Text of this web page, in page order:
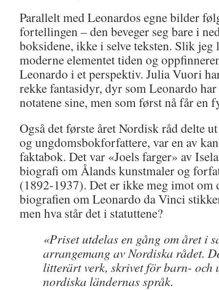
Parallelt med Leonardos egne bilder
fortellingen – den beveger seg bare i
boksidene, ikke i selve teksten. Slik jeg
moderne elementet tiden og
Leonardo i et perspektiv. Julia Vuori
rekke fantasidyr, dyr som Leonardo
notatene sine, men som først nå får en
Også det første året Nordisk råd delte
og ungdomsbokforfattere, var en av
faktabok. Det var «Joels farger» av
biografi om Ålands kunstmaler og
(1892-1937). Det er ikke meg imot om
biografien om Leonardo da Vinci
men hva står det i statuttene?
«Priset utdelas en gång om året i
arrangemang av Nordiska rådet.
litterärt verk, skrivet för barn- och
nordiska ländernas språk.